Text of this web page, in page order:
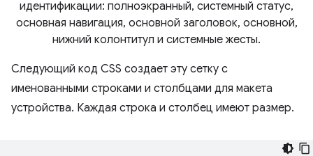
Следующий код CSS создает эту сетку с
именованными строками и столбцами для макета
устройства. Каждая строка и столбец имеют размер.